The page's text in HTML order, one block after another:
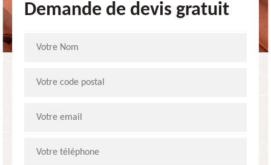
Demande de devis gratuit